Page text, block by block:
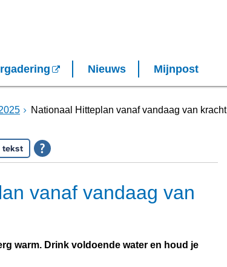
Nieuws Mijnpost
Nationaal Hitteplan vanaf vandaag van kracht
tekst
vanaf vandaag van
warm. Drink voldoende water en houd je